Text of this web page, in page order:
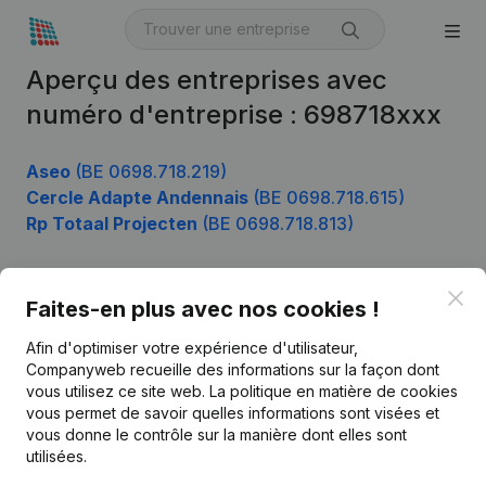
Aperçu des entreprises avec
numéro d'entreprise : 698718xxx
Aseo (BE 0698.718.219)
Cercle Adapte Andennais (BE 0698.718.615)
Rp Totaal Projecten (BE 0698.718.813)
Faites-en plus avec nos cookies !
Afin d'optimiser votre expérience d'utilisateur,
Companyweb recueille des informations sur la façon dont
vous utilisez ce site web. La politique en matière de cookies
vous permet de savoir quelles informations sont visées et
vous donne le contrôle sur la manière dont elles sont
utilisées.
Français
Kantorenpark Everest
Produit
Informations d’entreprise
Monitoring
Recherche internationale